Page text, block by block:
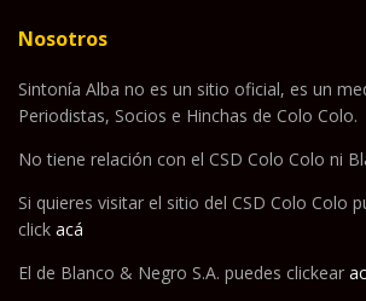
Nosotros
Sintonía Alba no es un sitio oficial, es un
Periodistas, Socios e Hinchas de Colo Colo.
No tiene relación con el CSD Colo Colo ni
Si quieres visitar el sitio del CSD Colo Colo
click acá
El de Blanco & Negro S.A. puedes clickear